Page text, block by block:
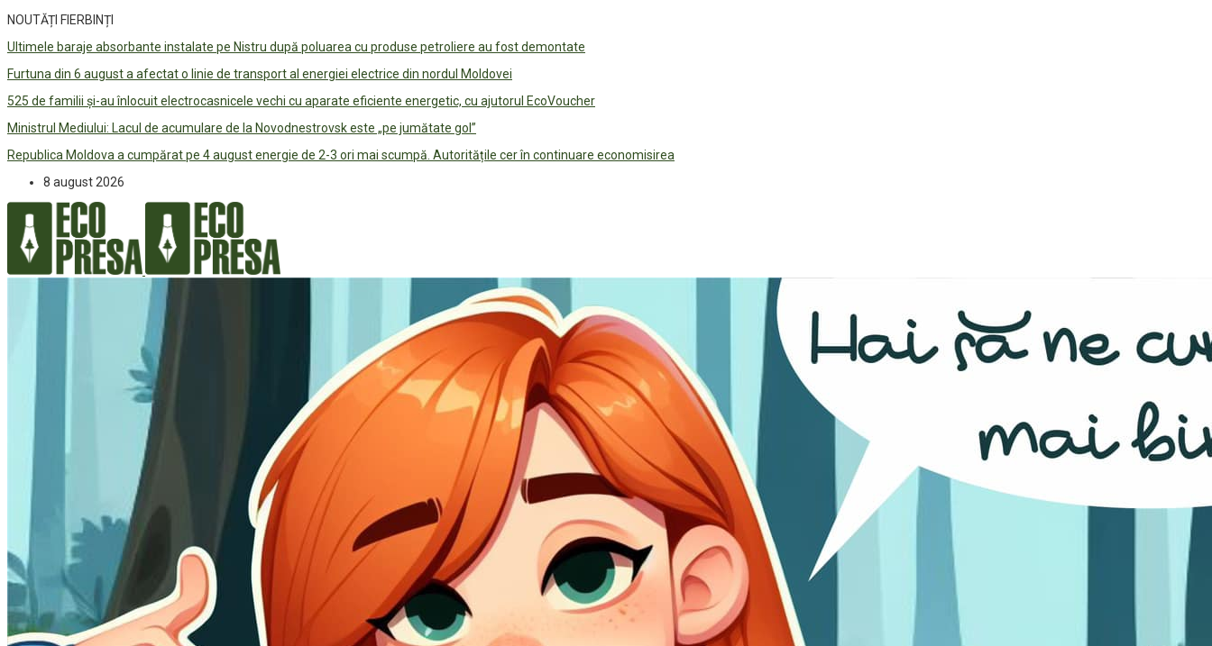
NOUTĂȚI FIERBINȚI
Ultimele baraje absorbante instalate pe Nistru după poluarea cu produse petroliere au fost demontate
Furtuna din 6 august a afectat o linie de transport al energiei electrice din nordul Moldovei
525 de familii și-au înlocuit electrocasnicele vechi cu aparate eficiente energetic, cu ajutorul EcoVoucher
Ministrul Mediului: Lacul de acumulare de la Novodnestrovsk este „pe jumătate gol”
Republica Moldova a cumpărat pe 4 august energie de 2-3 ori mai scumpă. Autoritățile cer în continuare economisirea
8 august 2026